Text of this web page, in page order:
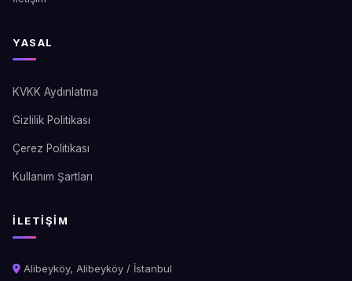
YASAL
KVKK Aydınlatma
Gizlilik Politikası
Çerez Politikası
Kullanım Şartları
İLETIŞIM
Alibeyköy, Alibeyköy / İstanbul